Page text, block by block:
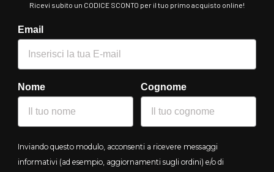
Ricevi subito un CODICE SCONTO per il tuo primo acquisto online!
Email
Nome Cognome
Inviando questo modulo, acconsenti a ricevere messaggi
informativi (ad esempio, aggiornamenti sugli ordini) e/o di